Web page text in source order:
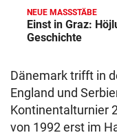
NEUE MASSSTÄBE
Einst in Graz:
Geschichte
Dänemark trifft in
England und
Kontinentalturnier
von 1992 erst im